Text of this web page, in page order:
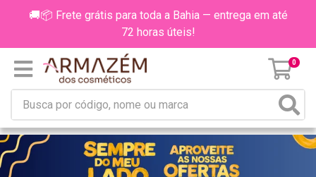
🚚📦 Frete grátis para toda a Bahia — entrega em até
72 horas úteis!
0